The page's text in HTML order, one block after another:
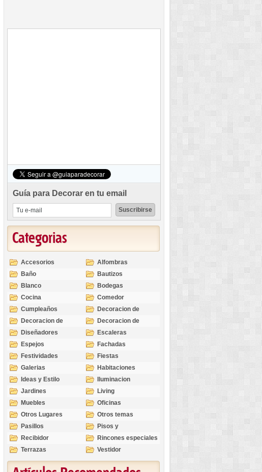
Guía para Decorar en tu email
Categorias
Accesorios
Alfombras
Baño
Bautizos
Blanco
Bodegas
Cocina
Comedor
Cumpleaños
Decoracion de
Exteriores
Decoracion de
Interiores
Decoracion de
Ocasiones
Diseñadores
Escaleras
Espejos
Fachadas
Festividades
Fiestas
Galerias
Habitaciones
Ideas y Estilo
Iluminacion
Jardines
Living
Muebles
Oficinas
Otros Lugares
Otros temas
Pasillos
Pisos y
revestimientos
Recibidor
Rincones especiales
Terrazas
Vestidor